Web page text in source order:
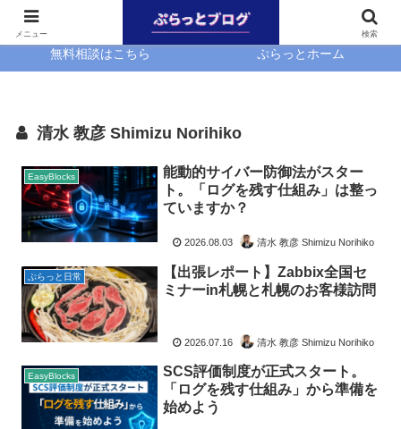
無料相談はこちら ぷらっとホーム
清水 教彦 Shimizu Norihiko
EasyBlocks
能動的サイバー防御法がスター
ト。「ログを残す仕組み」は整っ
ていますか？
2026.08.03 清水 教彦 Shimizu Norihiko
ぷらっと日常
【出張レポート】Zabbix全国セ
ミナーin札幌と札幌のお客様訪問
2026.07.16 清水 教彦 Shimizu Norihiko
EasyBlocks
SCS評価制度が正式スタート。
「ログを残す仕組み」から準備を
始めよう
メニュー 検索